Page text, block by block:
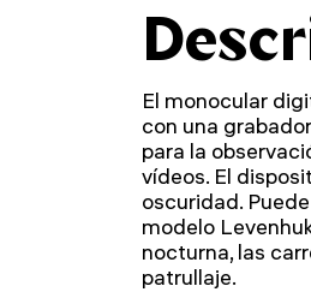
El monocular
con una
para la
vídeos. El
oscuridad.
modelo
nocturna, las
patrullaje.